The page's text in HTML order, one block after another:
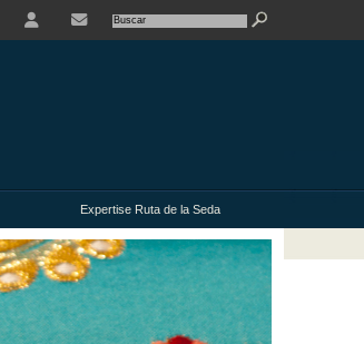
Expertise Ruta de la Seda